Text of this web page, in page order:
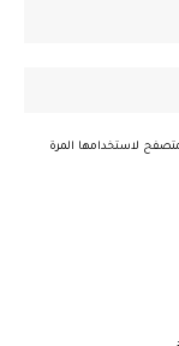
لاستخدامها المرة